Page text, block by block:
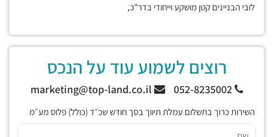
לובי הבניינים קטן מושקע וייחודי בדר"כ,
רוצים לשמוע עוד על הנכס
052-8235002
השירות כרוך בתשלום עמלת תיווך בסך חודש שכ״ד (כולל) פלוס מע״מ